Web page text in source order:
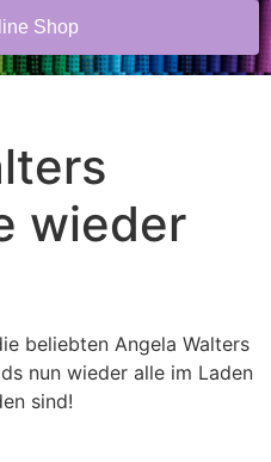
Shop
wieder
beliebten Angela Walters
nun wieder alle im Laden
sind!